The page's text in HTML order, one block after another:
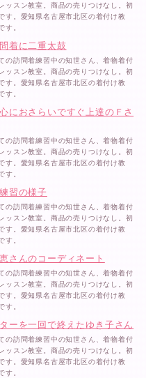
ッスン教室。商品の売りつけなし。初
す。愛知県名古屋市北区の着付け教
す。
着に二重太鼓
の訪問着練習中の知世さん、着物着付
ッスン教室。商品の売りつけなし。初
す。愛知県名古屋市北区の着付け教
す。
におさらいですぐ上達のＦさ
の訪問着練習中の知世さん、着物着付
ッスン教室。商品の売りつけなし。初
す。愛知県名古屋市北区の着付け教
す。
習の様子
の訪問着練習中の知世さん、着物着付
ッスン教室。商品の売りつけなし。初
す。愛知県名古屋市北区の着付け教
す。
さんのコーディネート
の訪問着練習中の知世さん、着物着付
ッスン教室。商品の売りつけなし。初
す。愛知県名古屋市北区の着付け教
す。
ーを一回で終えたゆき子さん
の訪問着練習中の知世さん、着物着付
ッスン教室。商品の売りつけなし。初
す。愛知県名古屋市北区の着付け教
す。